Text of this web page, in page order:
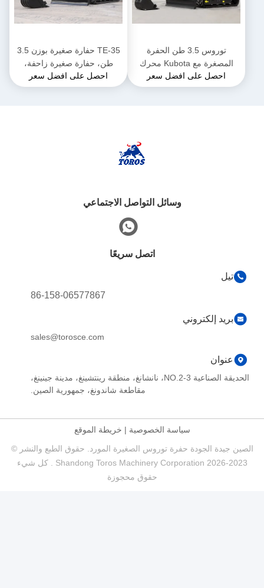
توروس 3.5 طن الحفرة
المصغرة مع Kubota محرك
الحفرة المجهرية متعددة
الوظائف
احصل على افضل سعر
TE-35 حفارة صغيرة بوزن 3.5
طن، حفارة صغيرة زاحفة،
متعددة الوظائف ومناسبة
لمختلف البيئات
احصل على افضل سعر
وسائل التواصل الاجتماعي
اتصل سريعًا
تيل
86-158-06577867
بريد إلكتروني
sales@torosce.com
عنوان
الحديقة الصناعية NO.2-3، نانشانغ، منطقة رينتشينغ، مدينة جينينغ،
مقاطعة شاندونغ، جمهورية الصين.
سياسة الخصوصية|خريطة الموقع
الصين جيدة الجودة حفرة توروس الصغيرة المورد. حقوق الطبع والنشر ©
2023-2026 Shandong Toros Machinery Corporation . كل شيء
حقوق محجوزة